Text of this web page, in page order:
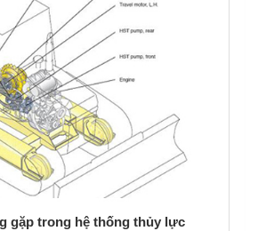
gặp trong hệ thống thủy lực